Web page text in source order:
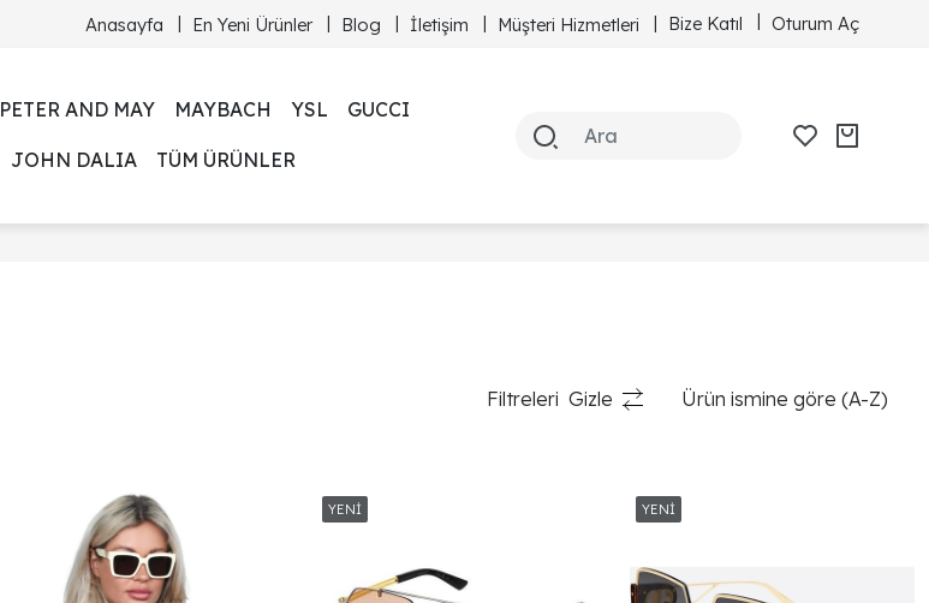
Anasayfa En Yeni Ürünler Blog İletişim Müşteri Hizmetleri Bize Katıl Oturum Aç
PETER AND MAY MAYBACH YSL GUCCI
JOHN DALIA TÜM ÜRÜNLER
Filtreleri Gizle Ürün ismine göre (A-Z)